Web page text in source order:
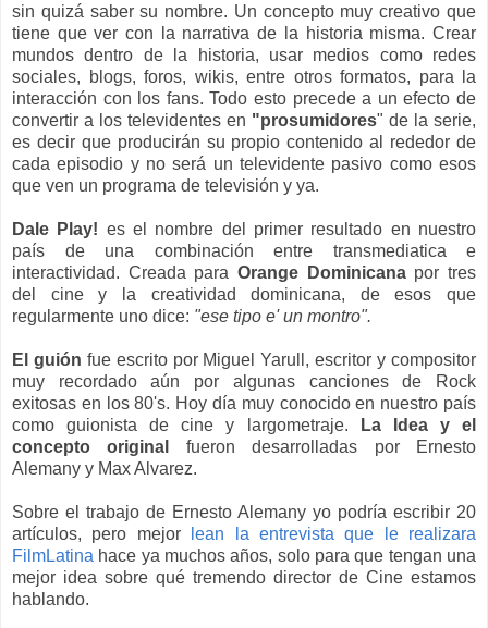
sin quizá saber su nombre. Un concepto muy creativo que
tiene que ver con la narrativa de la historia misma. Crear
mundos dentro de la historia, usar medios como redes
sociales, blogs, foros, wikis, entre otros formatos, para la
interacción con los fans. Todo esto precede a un efecto de
convertir a los televidentes en "prosumidores" de la serie,
es decir que producirán su propio contenido al rededor de
cada episodio y no será un televidente pasivo como esos
que ven un programa de televisión y ya.
Dale Play! es el nombre del primer resultado en nuestro
país de una combinación entre transmediatica e
interactividad. Creada para Orange Dominicanapor tres
del cine y la creatividad dominicana, de esos que
regularmente uno dice: "ese tipo e' un montro".
El guión fue escrito por Miguel Yarull, escritor y compositor
muy recordado aún por algunas canciones de Rock
exitosas en los 80's. Hoy día muy conocido en nuestro país
como guionista de cine y largometraje.
La Idea y el
concepto original
fueron desarrolladas por Ernesto
Alemany y Max Alvarez.
Sobre el trabajo de Ernesto Alemany yo podría escribir 20
artículos, pero mejor
lean la entrevista que le realizara
FilmLatina hace ya muchos años, solo para que tengan una
mejor idea sobre qué tremendo director de Cine estamos
hablando.